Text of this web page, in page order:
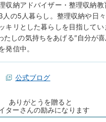
収納アドバイザー・整理収納教
人の5人暮らし。整理収納や日
キリとした暮らしを目指してい
しの気持ちをあげる″自分が
発信中。
公式ブログ
ありがとうを贈ると
ターさんの励みになります